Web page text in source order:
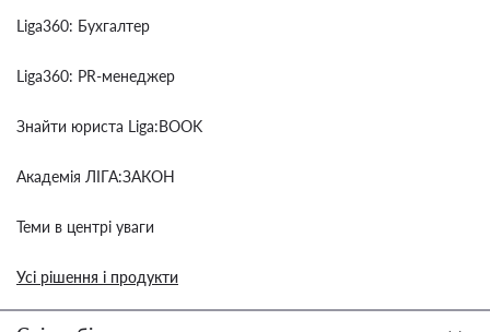
Liga360: Бухгалтер
Liga360: PR-менеджер
Знайти юриста Liga:BOOK
Академія ЛІГА:ЗАКОН
Теми в центрі уваги
Усі рішення і продукти